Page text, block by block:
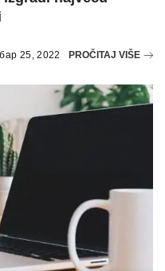
25, 2022 PROČITAJ VIŠE